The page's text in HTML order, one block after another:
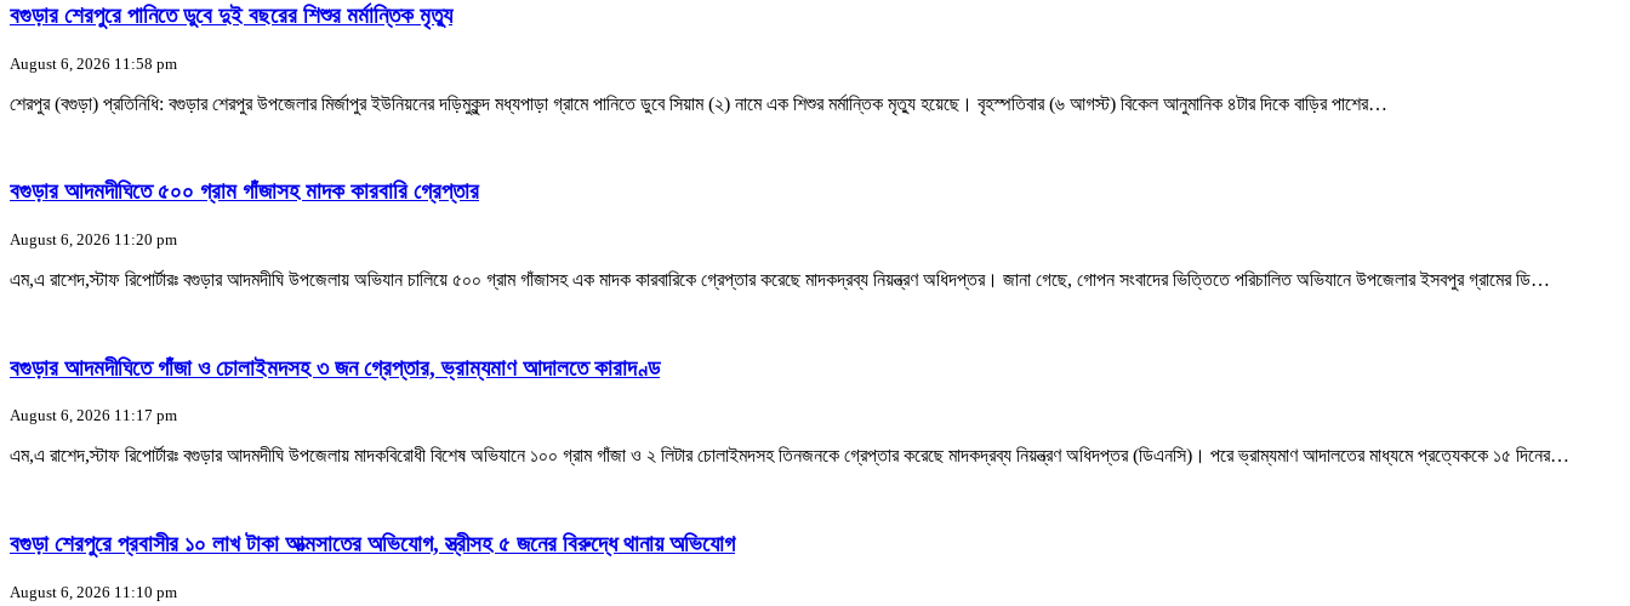
বগুড়ার শেরপুরে পানিতে ডুবে দুই বছরের শিশুর মর্মান্তিক মৃত্যু
August 6, 2026 11:58 pm
শেরপুর (বগুড়া) প্রতিনিধি: বগুড়ার শেরপুর উপজেলার মির্জাপুর ইউনিয়নের দড়িমুকুন্দ মধ্যপাড়া গ্রামে পানিতে ডুবে সিয়াম (২) নামে এক শিশুর মর্মান্তিক মৃত্যু হয়েছে। বৃহস্পতিবার (৬ আগস্ট) বিকেল আনুমানিক ৪টার দিকে বাড়ির পাশের…
বগুড়ার আদমদীঘিতে ৫০০ গ্রাম গাঁজাসহ মাদক কারবারি গ্রেপ্তার
August 6, 2026 11:20 pm
এম,এ রাশেদ,স্টাফ রিপোর্টারঃ বগুড়ার আদমদীঘি উপজেলায় অভিযান চালিয়ে ৫০০ গ্রাম গাঁজাসহ এক মাদক কারবারিকে গ্রেপ্তার করেছে মাদকদ্রব্য নিয়ন্ত্রণ অধিদপ্তর। জানা গেছে, গোপন সংবাদের ভিত্তিতে পরিচালিত অভিযানে উপজেলার ইসবপুর গ্রামের ডি…
বগুড়ার আদমদীঘিতে গাঁজা ও চোলাইমদসহ ৩ জন গ্রেপ্তার, ভ্রাম্যমাণ আদালতে কারাদণ্ড
August 6, 2026 11:17 pm
এম,এ রাশেদ,স্টাফ রিপোর্টারঃ বগুড়ার আদমদীঘি উপজেলায় মাদকবিরোধী বিশেষ অভিযানে ১০০ গ্রাম গাঁজা ও ২ লিটার চোলাইমদসহ তিনজনকে গ্রেপ্তার করেছে মাদকদ্রব্য নিয়ন্ত্রণ অধিদপ্তর (ডিএনসি)। পরে ভ্রাম্যমাণ আদালতের মাধ্যমে প্রত্যেককে ১৫ দিনের…
বগুড়া শেরপুরে প্রবাসীর ১০ লাখ টাকা আত্মসাতের অভিযোগ, স্ত্রীসহ ৫ জনের বিরুদ্ধে থানায় অভিযোগ
August 6, 2026 11:10 pm